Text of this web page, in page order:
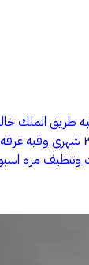
طريق الملك
وتنظيف مره